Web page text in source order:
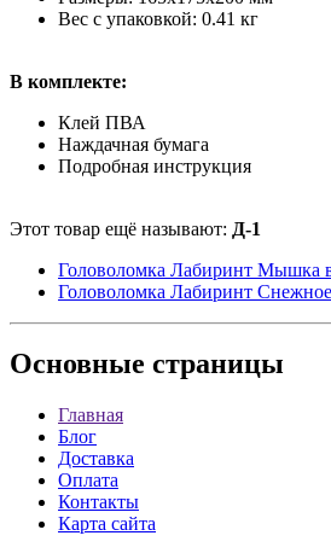
Вес с упаковкой: 0.41 кг
В комплекте:
Клей ПВА
Наждачная бумага
Подробная инструкция
Этот товар ещё называют: Д-1
Головоломка Лабиринт Мышка
Головоломка Лабиринт
Основные страницы
Главная
Блог
Доставка
Оплата
Контакты
Карта сайта